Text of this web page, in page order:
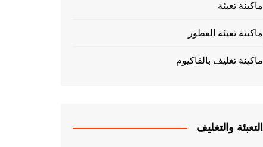
ماكينة تعبئة
ماكينة تعبئة العطور
ماكينة تغليف بالفاكيوم
التعبئة والتغليف